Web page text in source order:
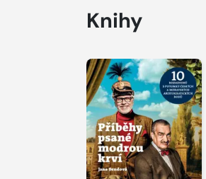
Knihy